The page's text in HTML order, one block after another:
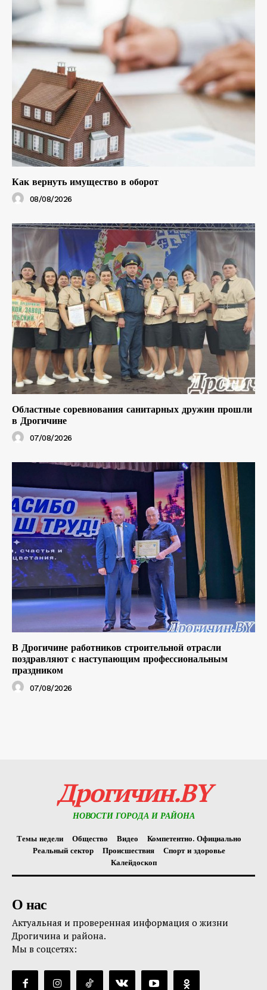
Как вернуть имущество в оборот
08/08/2026
Областные соревнования санитарных дружин прошли
в Дрогичине
07/08/2026
В Дрогичине работников строительной отрасли
поздравляют с наступающим профессиональным
праздником
07/08/2026
Дрогичин.BY
НОВОСТИ ГОРОДА И РАЙОНА
Темы недели Общество Видео
Компетентно. Официально
Реальный сектор
Происшествия
Спорт и здоровье
Калейдоскоп
О нас
Актуальная и проверенная информация о жизни
Дрогичина и района.
Мы в соцсетях: